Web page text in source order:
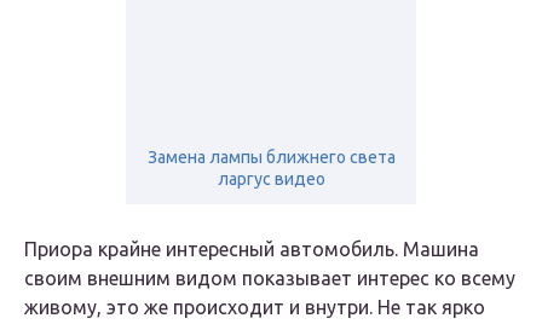
Замена лампы ближнего света
ларгус видео
Приора крайне интересный автомобиль. Машина
своим внешним видом показывает интерес ко всему
живому, это же происходит и внутри. Не так ярко